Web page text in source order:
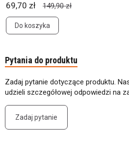
69,70 zł 149,90 zł
Do koszyka
Pytania do produktu
Zadaj pytanie dotyczące produktu.
udzieli szczegółowej odpowiedzi na
Zadaj pytanie